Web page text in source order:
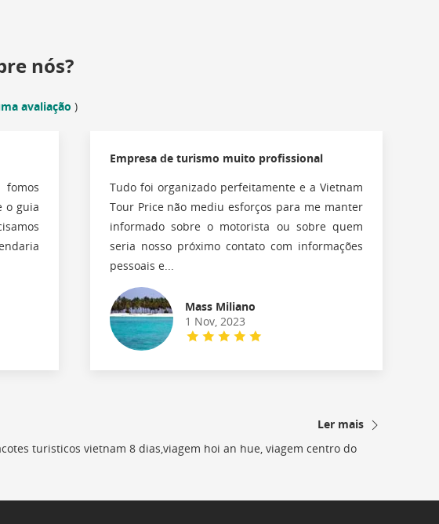
nós?
avaliação )
fomos
o guia
Empresa de turismo muito profissional
Tudo foi organizado perfeitamente e a Vietnam
Tour Price não mediu esforços para me manter
informado sobre o motorista ou sobre quem
seria nosso próximo contato com informações
pessoais e...
Mass Miliano
1 Nov, 2023
Ler mais
turisticos vietnam 8 dias,viagem hoi an hue, viagem centro do